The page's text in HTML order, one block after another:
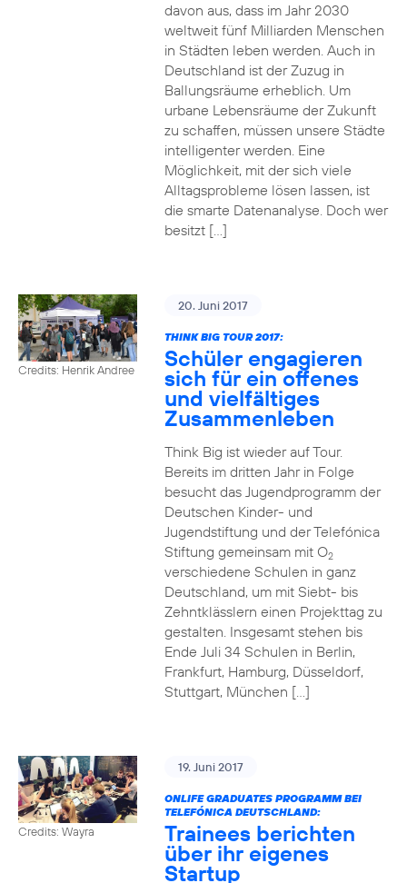
davon aus, dass im Jahr 2030
weltweit fünf Milliarden Menschen
in Städten leben werden. Auch in
Deutschland ist der Zuzug in
Ballungsräume erheblich. Um
urbane Lebensräume der Zukunft
zu schaffen, müssen unsere Städte
intelligenter werden. Eine
Möglichkeit, mit der sich viele
Alltagsprobleme lösen lassen, ist
die smarte Datenanalyse. Doch wer
besitzt […]
Credits: Henrik Andree
20. Juni 2017
THINK BIG TOUR 2017:
Schüler engagieren
sich für ein offenes
und vielfältiges
Zusammenleben
Think Big ist wieder auf Tour.
Bereits im dritten Jahr in Folge
besucht das Jugendprogramm der
Deutschen Kinder- und
Jugendstiftung und der Telefónica
Stiftung gemeinsam mit O2
verschiedene Schulen in ganz
Deutschland, um mit Siebt- bis
Zehntklässlern einen Projekttag zu
gestalten. Insgesamt stehen bis
Ende Juli 34 Schulen in Berlin,
Frankfurt, Hamburg, Düsseldorf,
Stuttgart, München […]
Credits: Wayra
19. Juni 2017
ONLIFE GRADUATES PROGRAMM BEI
TELEFÓNICA DEUTSCHLAND:
Trainees berichten
über ihr eigenes
Startup